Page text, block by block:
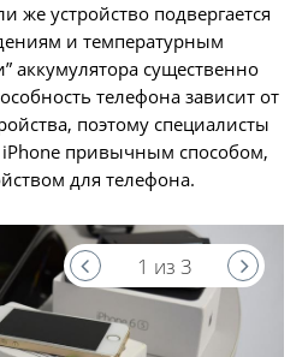
же устройство подвергается
и температурным
аккумулятора существенно
телефона зависит от
поэтому специалисты
привычным способом,
для телефона.
1 из 3